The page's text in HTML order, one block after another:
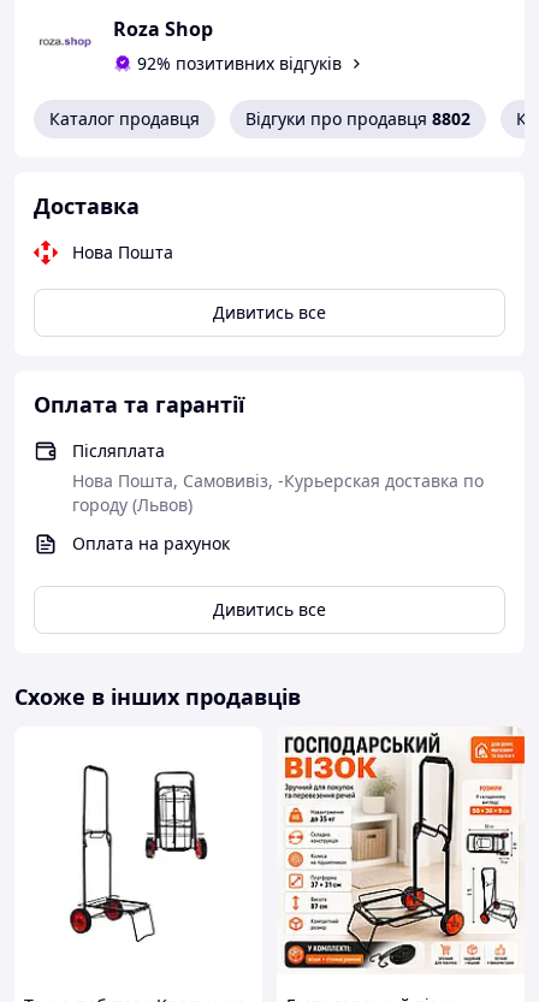
садівництвата транспортування вантажів у
дозволяє перевозити сипкі, рідкі або об'ємні
матеріали.Колесо діаметром 410 мм
Технічні характеристики:
Напруга: 24V
Ємність акумулятора: 12Ah
Потужність двигуна: 550 Вт
Діаметр колеса: 410 мм
Максимальне навантаження: 150 кг
Roza Shop
92% позитивних відгуків
Каталог продавця Відгуки про продавця 8802
Доставка
Нова Пошта
Дивитись все
Оплата та гарантії
Післяплата
Нова Пошта, Самовивіз, -Курьерская доставка по
городу (Львов)
Оплата на рахунок
Дивитись все
Схоже в інших продавців